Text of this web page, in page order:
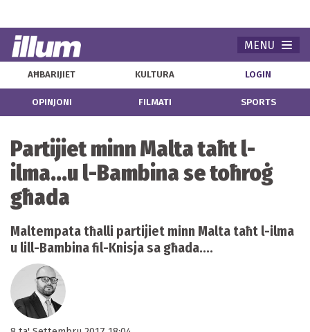
MENU
AĦBARIJIET KULTURA LOGIN
OPINJONI FILMATI SPORTS
Partijiet minn Malta taħt l-
ilma...u l-Bambina se toħroġ
għada
Maltempata tħalli partijiet minn Malta taħt l-ilma
u lill-Bambina fil-Knisja sa għada....